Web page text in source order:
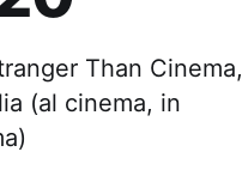
Than Cinema,
(al cinema, in